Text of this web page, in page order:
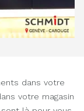
dans votre
votre magasin